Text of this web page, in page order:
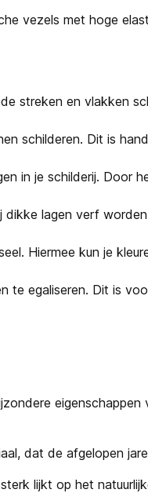
vezels met hoge
streken en vlakken
schilderen. Dit is
in je schilderij. Door
lagen verf
Hiermee kun je
te egaliseren. Dit is
dat de afgelopen
lijkt op het